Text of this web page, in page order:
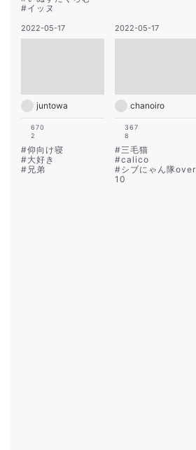
#イッヌ
2022-05-17
juntowa
670
2
#仰向け寝
#大好き
# 兄弟
2022-05-17
chanoiro
367
8
#三毛猫
#calico
#シブにゃん隊over
10